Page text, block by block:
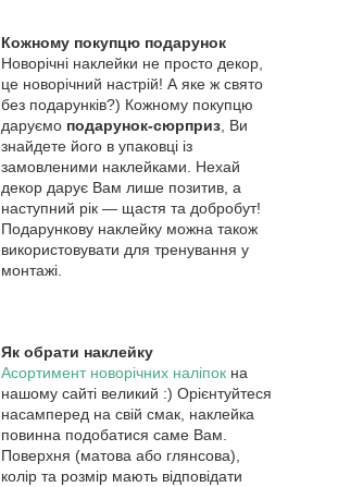
Кожному покупцю подарунок
Новорічні наклейки не просто декор,
це новорічний настрій! А яке ж свято
без подарунків?) Кожному покупцю
даруємо подарунок-сюрприз , Ви
знайдете його в упаковці із
замовленими наклейками. Нехай
декор дарує Вам лише позитив, а
наступний рік ― щастя та добробут!
Подарункову наклейку можна також
використовувати для тренування у
монтажі.
Як обрати наклейку
Асортимент новорічних наліпок на
нашому сайті великий :) Орієнтуйтеся
насамперед на свій смак, наклейка
повинна подобатися саме Вам.
Поверхня (матова або глянсова),
колір та розмір мають відповідати